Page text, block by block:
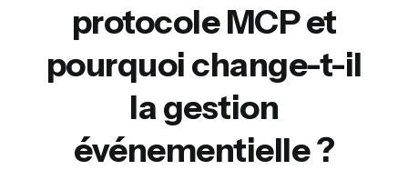
protocole MCP et
pourquoi change-t-il
la gestion
événementielle ?